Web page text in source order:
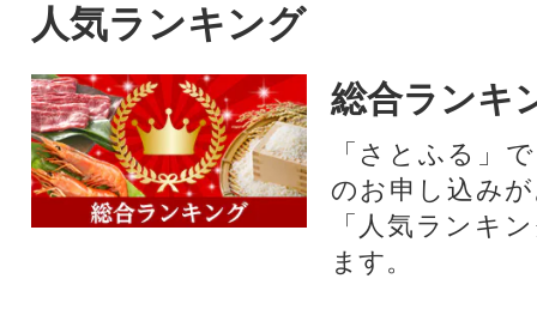
人気ランキング
総合ランキ
「さとふる」
のお申し込み
「人気ランキ
ます。